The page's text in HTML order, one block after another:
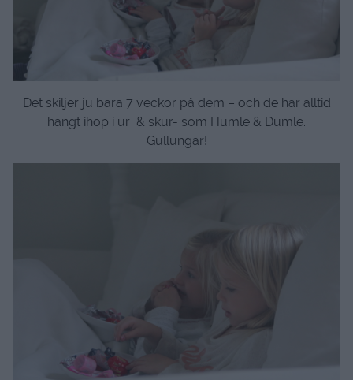
Det skiljer ju bara 7 veckor på dem – och de har alltid
hängt ihop i ur & skur- som Humle & Dumle.
Gullungar!